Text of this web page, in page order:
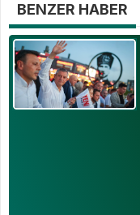
BENZER HABER